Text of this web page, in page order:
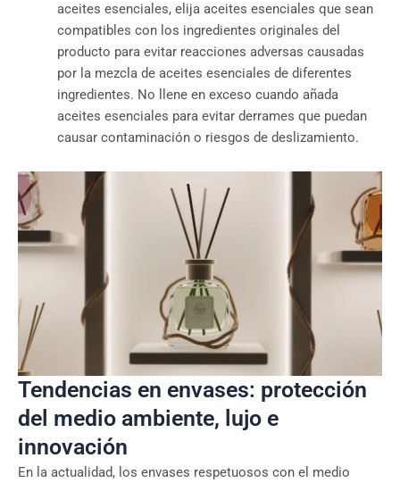
aceites esenciales, elija aceites esenciales que sean
compatibles con los ingredientes originales del
producto para evitar reacciones adversas causadas
por la mezcla de aceites esenciales de diferentes
ingredientes. No llene en exceso cuando añada
aceites esenciales para evitar derrames que puedan
causar contaminación o riesgos de deslizamiento.
Tendencias en envases: protección
del medio ambiente, lujo e
innovación
En la actualidad, los envases respetuosos con el medio